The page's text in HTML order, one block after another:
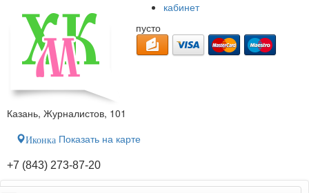
кабинет
пусто
Казань, Журналистов, 101
Иконка Показать на карте
+7 (843) 273-87-20